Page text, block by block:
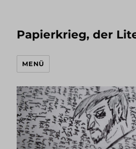
Papierkrieg, der
MENÜ